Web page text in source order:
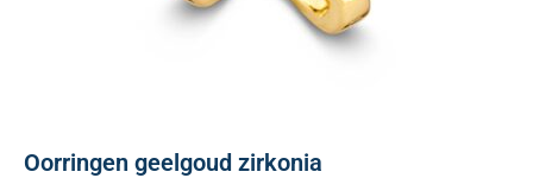
Oorringen geelgoud zirkonia